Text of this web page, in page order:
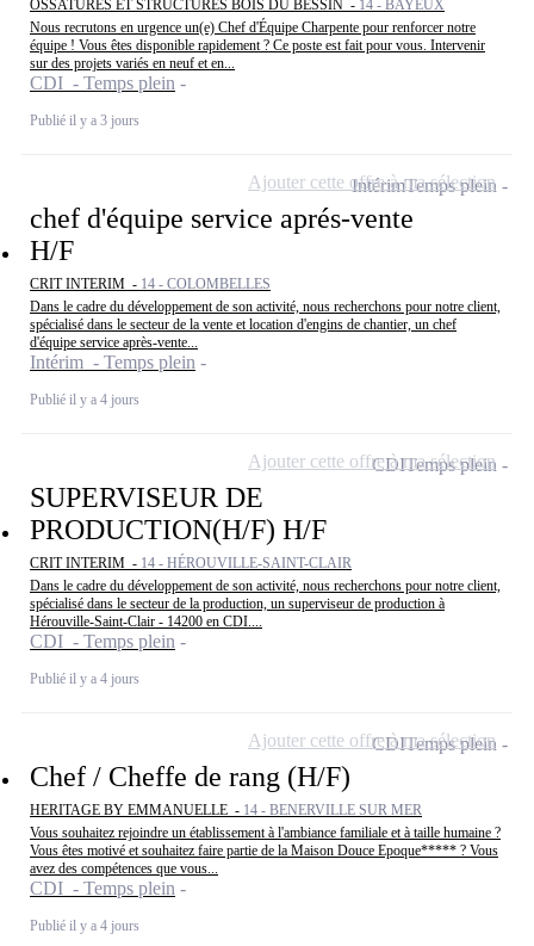
OSSATURES ET STRUCTURES BOIS DU BESSIN - 14 - BAYEUX
Nous recrutons en urgence un(e) Chef d'Équipe Charpente pour renforcer notre
équipe ! Vous êtes disponible rapidement ? Ce poste est fait pour vous. Intervenir
sur des projets variés en neuf et en...
CDI - Temps plein
Publié il y a 3 jours
chef d'équipe service aprés-vente
H/F
CRIT INTERIM - 14 - COLOMBELLES
Dans le cadre du développement de son activité, nous recherchons pour notre client,
spécialisé dans le secteur de la vente et location d'engins de chantier, un chef
d'équipe service après-vente...
Intérim - Temps plein
Publié il y a 4 jours
IntérimTemps plein
Ajouter cette offre à ma sélection
SUPERVISEUR DE
PRODUCTION(H/F) H/F
CRIT INTERIM - 14 - HÉROUVILLE-SAINT-CLAIR
Dans le cadre du développement de son activité, nous recherchons pour notre client,
spécialisé dans le secteur de la production, un superviseur de production à
Hérouville-Saint-Clair - 14200 en CDI....
CDI - Temps plein
Publié il y a 4 jours
CDITemps plein
Ajouter cette offre à ma sélection
Chef / Cheffe de rang (H/F)
HERITAGE BY EMMANUELLE - 14 - BENERVILLE SUR MER
Vous souhaitez rejoindre un établissement à l'ambiance familiale et à taille humaine ?
Vous êtes motivé et souhaitez faire partie de la Maison Douce Epoque***** ? Vous
avez des compétences que vous...
CDI - Temps plein
Publié il y a 4 jours
CDITemps plein
Ajouter cette offre à ma sélection